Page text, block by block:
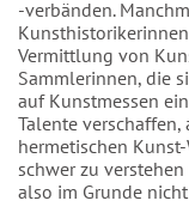
-verbänden.
Vermittlung von
Sammlerinnen, die
auf Kunstmessen
Talente
hermetischen
schwer zu
also im Grunde